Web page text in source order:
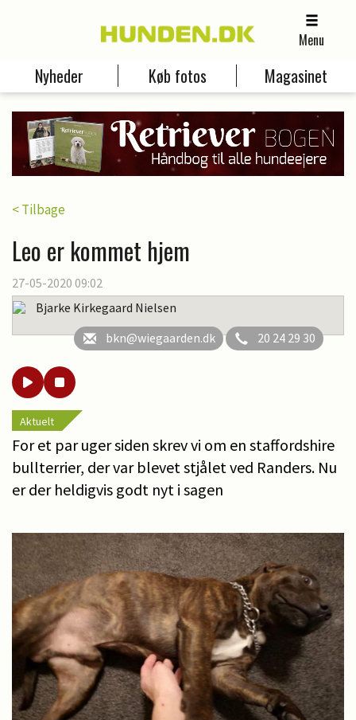
Menu
Nyheder Køb fotos Magasinet
< Tilbage
Leo er kommet hjem
27-05-2020 09:02
Bjarke Kirkegaard Nielsen
bkn@wiegaarden.dk
20 24 29 30
Aktuelt
For et par uger siden skrev vi om en staffordshire
bullterrier, der var blevet stjålet ved Randers. Nu
er der heldigvis godt nyt i sagen